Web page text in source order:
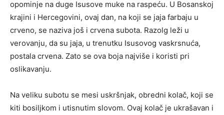
opominje na duge Isusove muke na raspeću. U Bosanskoj
krajini i Hercegovini, ovaj dan, na koji se jaja farbaju u
crveno, se naziva još i crvena subota. Razolg leži u
verovanju, da su jaja, u trenutku Isusovog vaskrsnuća,
postala crvena. Zato se ova boja najviše i koristi pri
oslikavanju.
Na veliku subotu se mesi uskršnjak, obredni kolač, koji se
kiti bosiljkom i utisnutim slovom. Ovaj kolač je ukrašavan i